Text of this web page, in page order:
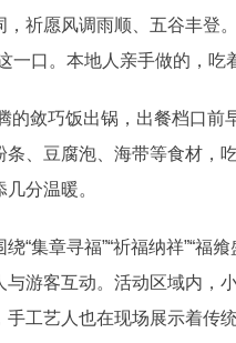
，祈愿风调雨顺、五谷丰登
一口。本地人亲手做的，吃
敛巧饭出锅，出餐档口前
、豆腐泡、海带等食材，
分温暖。
集章寻福”“祈福纳祥”“福
与游客互动。活动区域内，
工艺人也在现场展示着传